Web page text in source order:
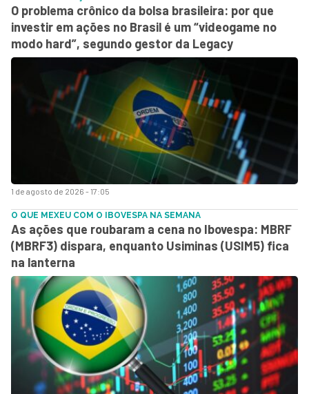
1 de agosto de 2026 - 17:05
O problema crônico da bolsa brasileira: por que
investir em ações no Brasil é um “videogame no
modo hard”, segundo gestor da Legacy
O QUE MEXEU COM O IBOVESPA NA SEMANA
As ações que roubaram a cena no Ibovespa: MBRF
(MBRF3) dispara, enquanto Usiminas (USIM5) fica
na lanterna